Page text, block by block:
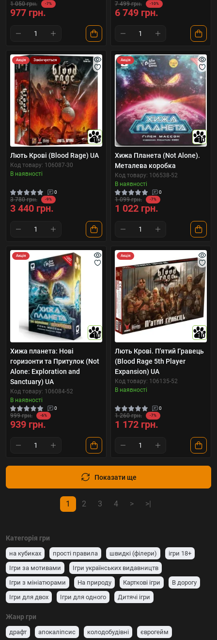
1 050 грн. -7%
977 грн.
7 499 грн. -10%
6 749 грн.
Акція Закінчується
10
Лють Крові (Blood Rage) UA
Код товару: 106087-30
В наявності
0
3 780 грн. -9%
3 440 грн.
Акція
10
Хижа Планета (Not Alone).
Металева коробка
Код товару: 106538-52
В наявності
0
1 099 грн. -7%
1 022 грн.
Акція
10
Хижа планета: Нові
горизонти та Притулок (Not
Alone: Exploration and
Sanctuary) UA
Код товару: 106084-52
В наявності
0
999 грн. -6%
939 грн.
Акція
10
Лють Крові. П'ятий Гравець
(Blood Rage 5th Player
Expansion) UA
Код товару: 106135-52
В наявності
0
1 260 грн. -7%
1 172 грн.
Показати ще
1 2 3 4 > >|
Категорія гри
на кубиках прості правила швидкі (філери)
ігри 18+
Ігри за мотивами
Ігри українських видавництв
Ігри з мініатюрами
На природу Карткові ігри
В дорогу
Ігри для двох
Ігри для одного
Дитячі ігри
Жанр гри
драфт апокаліпсис колодобудівні єврогейм